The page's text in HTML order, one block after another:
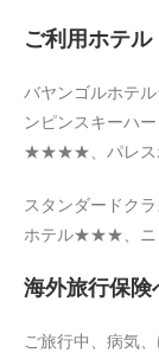
ご利用ホテル
バヤンゴルホ
ンピンスキーハ
★★★★、パレス
スタンダードク
ホテル★★★、ニ
海外旅行保険
ご旅行中、病気